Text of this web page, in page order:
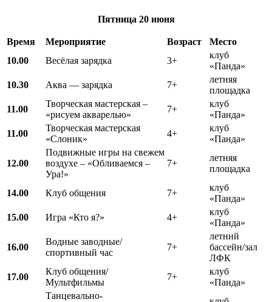
Пятница 20 июня
Время Мероприятие Возраст
Место
10.00
Весёлая зарядка 3+
клуб
«Панда»
10.30
Аква — зарядка 7+
летняя
площадка
11.00
Творческая мастерская –
«рисуем акварелью»
7+
клуб
«Панда»
11.00
Творческая мастерская
«Слоник»
4+
клуб
«Панда»
12.00
Подвижные игры на свежем
воздухе – «Обливаемся –
Ура!»
7+
летняя
площадка
14.00 Клуб общения 7+
клуб
«Панда»
15.00
Игра «Кто я?» 4+
клуб
«Панда»
16.00
Водные заводные/
спортивный час
7+
летний
бассейн/зал
ЛФК
17.00
Клуб общения/
Мультфильмы
7+
клуб
«Панда»
Танцевально-